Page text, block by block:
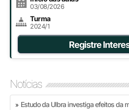
03/08/2026
Turma
2024/1
Registre
Notícias
» Estudo da Ulbra investiga efeitos da